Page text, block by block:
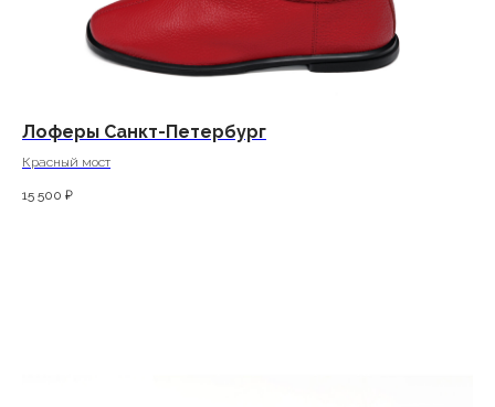
Лоферы Санкт-Петербург
Красный мост
15 500 ₽